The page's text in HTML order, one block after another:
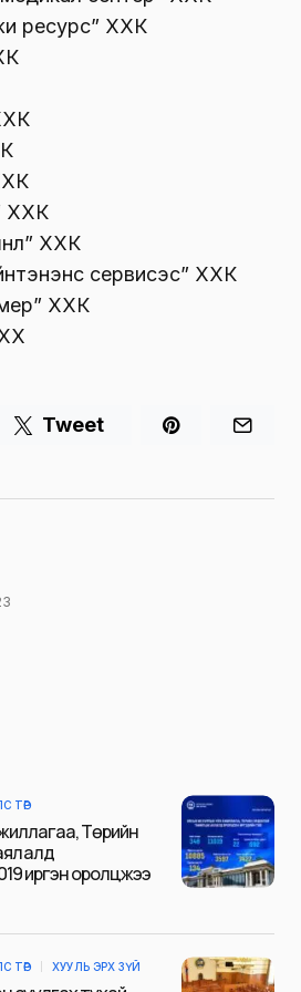
ресурс” ХХК
ХХК
ХХК
сервисэс” ХХК
ХХК
Tweet
*гэж
ТӨР
Төрийн
иргэн оролцжээ
ТӨР ХУУЛЬ ЭРХ ЗҮЙ